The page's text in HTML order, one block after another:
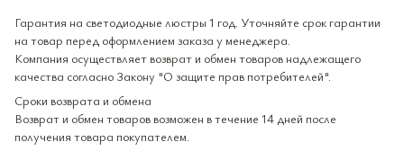
Гарантия на светодиодные люстры 1 год. Уточняйте срок гарантии
на товар перед оформлением заказа у менеджера.
Компания осуществляет возврат и обмен товаров надлежащего
качества согласно Закону "О защите прав потребителей".
Сроки возврата и обмена
Возврат и обмен товаров возможен в течение 14 дней после
получения товара покупателем.